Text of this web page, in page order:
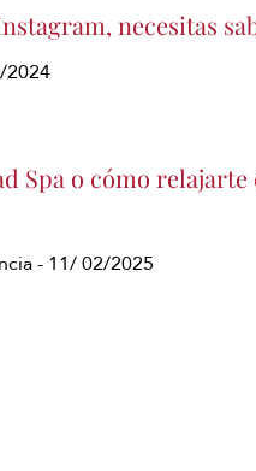
necesitas
Spa o cómo relajarte
- 11/ 02/2025